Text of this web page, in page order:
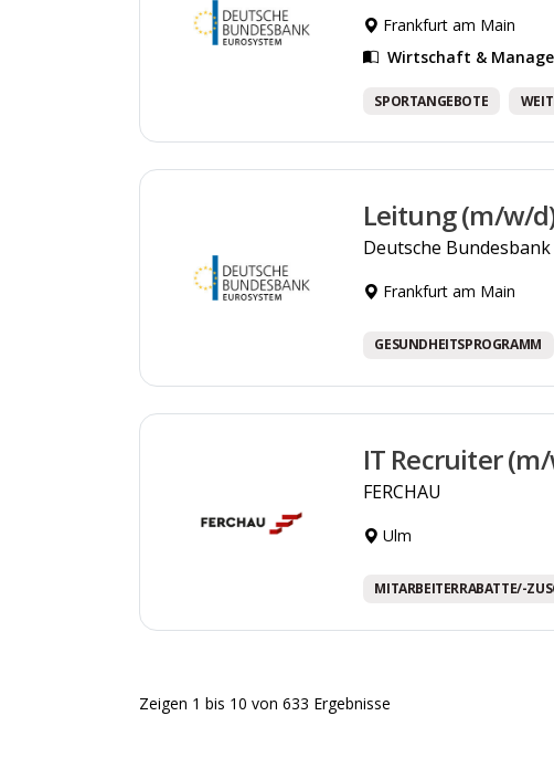
Frankfurt am Main
Wirtschaft &
SPORTANGEBOTE
Leitung (m/w/
Deutsche Bundesbank
Frankfurt am Main
GESUNDHEITSPROGRAMM
IT Recruiter
FERCHAU
Ulm
MITARBEITERRABATTE/-
Zeigen 1 bis 10 von 633 Ergebnisse